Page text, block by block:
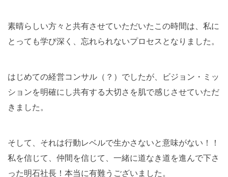
素晴らしい方々と共有させていただいたこの時間は、私に
とっても学び深く、忘れられないプロセスとなりました。
はじめての経営コンサル（？）でしたが、ビジョン・ミッ
ションを明確にし共有する大切さを肌で感じさせていただ
きました。
そして、それは行動レベルで生かさないと意味がない！！
私を信じて、仲間を信じて、一緒に道なき道を進んで下さ
った明石社長！本当に有難うございました。